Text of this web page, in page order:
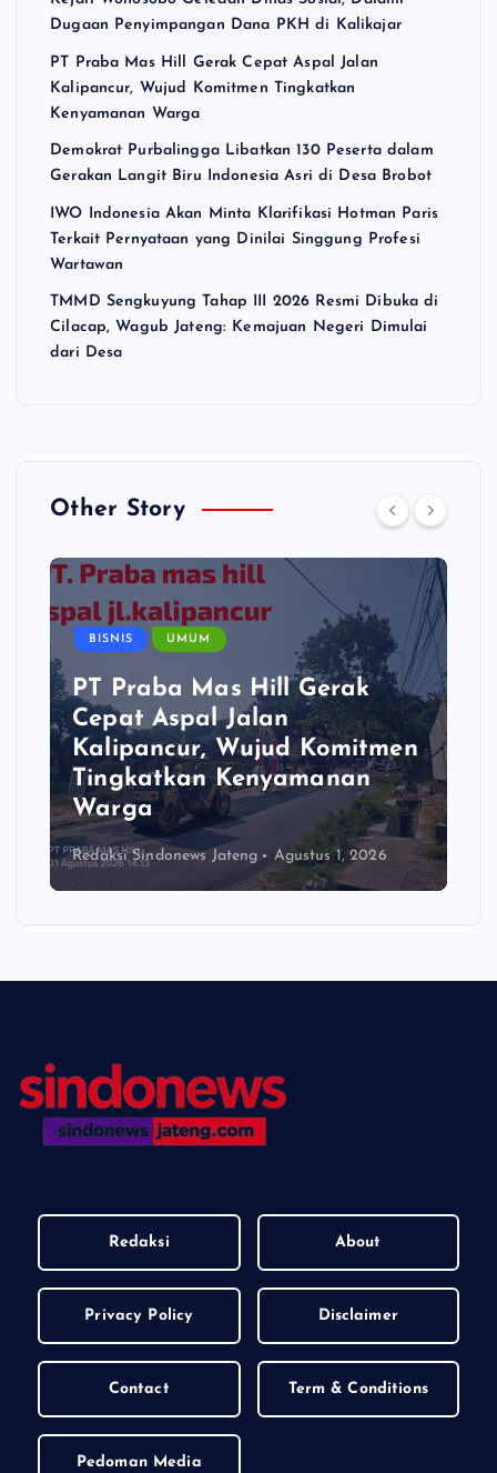
Dugaan Penyimpangan Dana PKH di Kalikajar
PT Praba Mas Hill Gerak Cepat Aspal Jalan
Kalipancur, Wujud Komitmen Tingkatkan
Kenyamanan Warga
Demokrat Purbalingga Libatkan 130 Peserta dalam
Gerakan Langit Biru Indonesia Asri di Desa Brobot
IWO Indonesia Akan Minta Klarifikasi Hotman Paris
Terkait Pernyataan yang Dinilai Singgung Profesi
Wartawan
TMMD Sengkuyung Tahap III 2026 Resmi Dibuka di
Cilacap, Wagub Jateng: Kemajuan Negeri Dimulai
dari Desa
Other Story
BISNIS UMUM
PT Praba Mas Hill Gerak
Cepat Aspal Jalan
Kalipancur, Wujud Komitmen
Tingkatkan Kenyamanan
Warga
Redaksi Sindonews Jateng Agustus 1, 2026
Redaksi About
Privacy Policy Disclaimer
Contact Term & Conditions
Pedoman Media